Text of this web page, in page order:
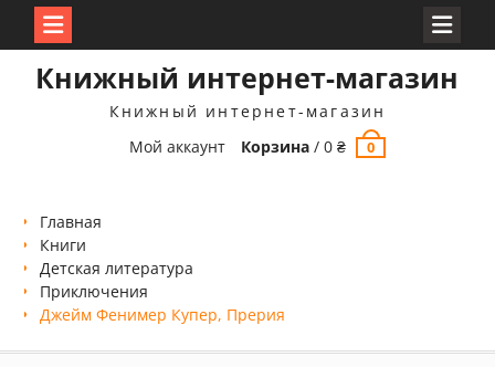
Книжный интернет-магазин
Книжный интернет-магазин
Мой аккаунт
Корзина /0₴ 0
Главная
Книги
Детская литература
Приключения
Джейм Фенимер Купер, Прерия